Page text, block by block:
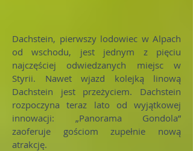
Dachstein, pierwszy lodowiec w Alpach
od wschodu, jest jednym z pięciu
najczęściej odwiedzanych miejsc w
Styrii. Nawet wjazd kolejką linową
Dachstein jest przeżyciem. Dachstein
rozpoczyna teraz lato od wyjątkowej
innowacji: „Panorama Gondola”
zaoferuje gościom zupełnie nową
atrakcję.